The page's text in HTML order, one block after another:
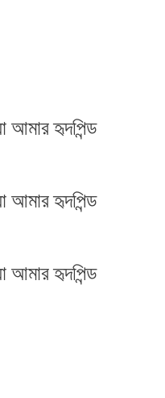
আমার হৃদপিন্ড
আমার হৃদপিন্ড
আমার হৃদপিন্ড